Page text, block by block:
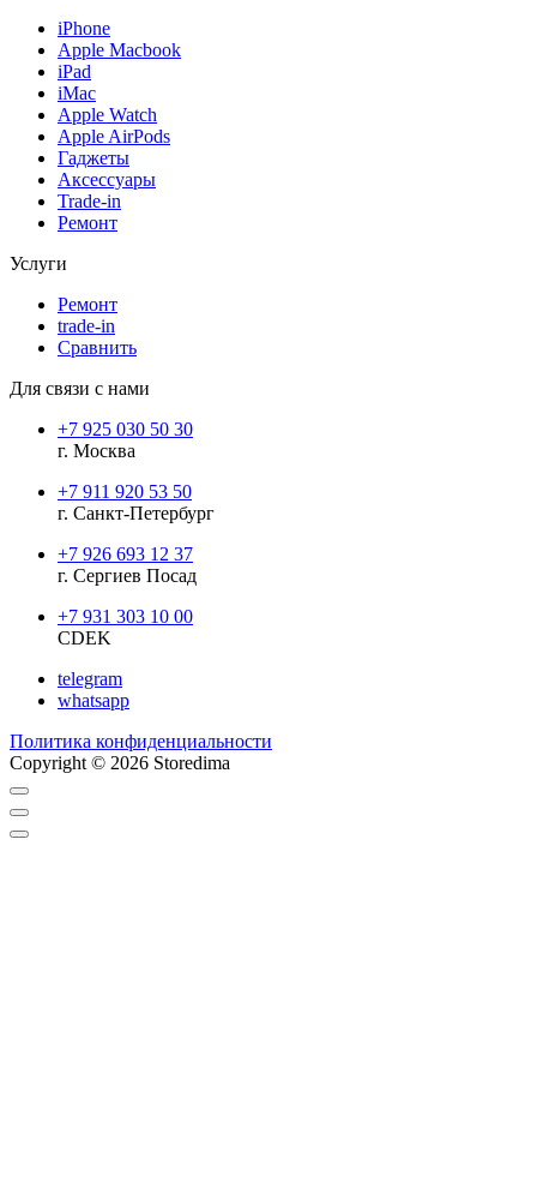
iPhone
Apple Macbook
iPad
iMac
Apple Watch
Apple AirPods
Гаджеты
Аксессуары
Trade-in
Ремонт
Услуги
Ремонт
trade-in
Сравнить
Для связи с нами
+7 925 030 50 30
г. Москва
+7 911 920 53 50
г. Санкт-Петербург
+7 926 693 12 37
г. Сергиев Посад
+7 931 303 10 00
CDEK
telegram
whatsapp
Политика конфиденциальности
Copyright © 2026 Storedima